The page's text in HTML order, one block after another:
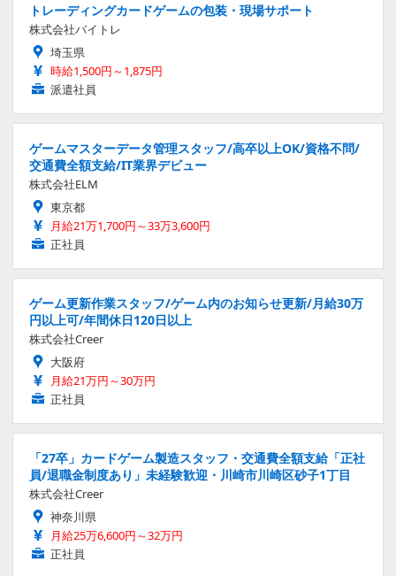
トレーディングカードゲームの包装・現場サポート
株式会社バイトレ
埼玉県
時給1,500円～1,875円
派遣社員
ゲームマスターデータ管理スタッフ/高卒以上OK/資格不問/
交通費全額支給/IT業界デビュー
株式会社ELM
東京都
月給21万1,700円～33万3,600円
正社員
ゲーム更新作業スタッフ/ゲーム内のお知らせ更新/月給30万
円以上可/年間休日120日以上
株式会社Creer
大阪府
月給21万円～30万円
正社員
「27卒」カードゲーム製造スタッフ・交通費全額支給「正社
員/退職金制度あり」未経験歓迎・川崎市川崎区砂子1丁目
株式会社Creer
神奈川県
月給25万6,600円～32万円
正社員